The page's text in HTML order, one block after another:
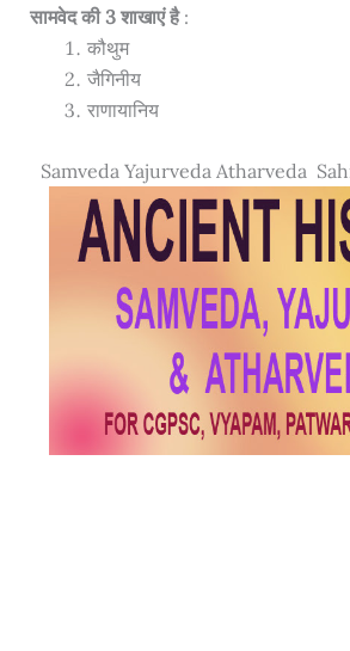
सामवेद की 3 शाखाएं है:
कौथुम
जैगिनीय
राणायानिय
Samveda Yajurveda Atharveda